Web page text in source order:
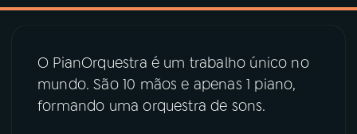
03PROGRAMAÇÃO
04PROGRAMAS
O PianOrquestra é um trabalho único no
mundo. São 10 mãos e apenas 1 piano,
formando uma orquestra de sons.